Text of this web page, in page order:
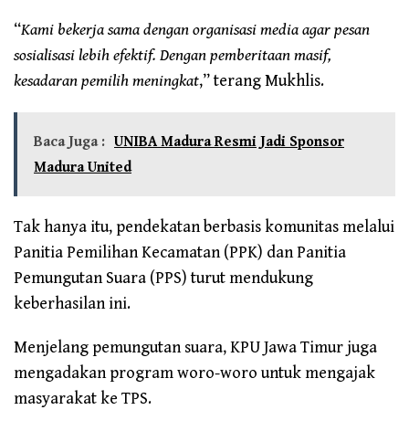
“Kami bekerja sama dengan organisasi media agar pesan
sosialisasi lebih efektif. Dengan pemberitaan masif,
kesadaran pemilih meningkat,” terang Mukhlis.
Baca Juga : UNIBA Madura Resmi Jadi Sponsor
Madura United
Tak hanya itu, pendekatan berbasis komunitas melalui
Panitia Pemilihan Kecamatan (PPK) dan Panitia
Pemungutan Suara (PPS) turut mendukung
keberhasilan ini.
Menjelang pemungutan suara, KPU Jawa Timur juga
mengadakan program woro-woro untuk mengajak
masyarakat ke TPS.